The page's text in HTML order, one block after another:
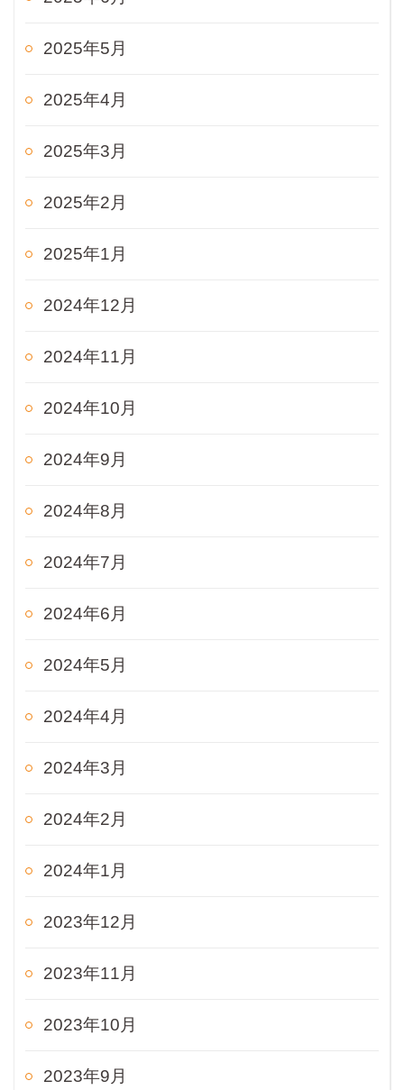
2025年5月
2025年4月
2025年3月
2025年2月
2025年1月
2024年12月
2024年11月
2024年10月
2024年9月
2024年8月
2024年7月
2024年6月
2024年5月
2024年4月
2024年3月
2024年2月
2024年1月
2023年12月
2023年11月
2023年10月
2023年9月